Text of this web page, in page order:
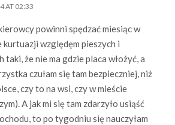
AT 02:33
powinni spędzać miesiąc w
kurtuazji względęm pieszych i
że nie ma gdzie placa włożyć, a
czułam się tam bezpieczniej, niż
czy to na wsi, czy w mieście
A jak mi się tam zdarzyło usiąść
to po tygodniu się nauczyłam